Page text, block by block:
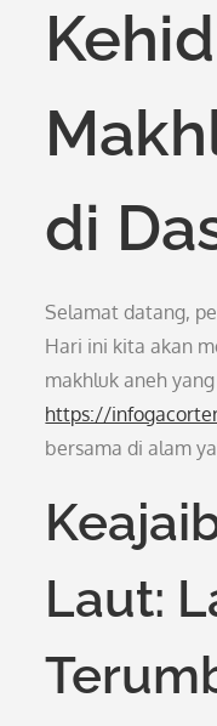
di
Selamat datang,
Hari ini kita akan
makhluk aneh
https://
bersama di alam
Laut: